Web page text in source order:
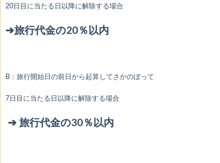
20日目に当たる日以降に解除する場合
➔旅行代金の20％以内
B：旅行開始日の前日から起算してさかのぼって
7日目に当たる日以降に解除する場合
➔ 旅行代金の30％以内